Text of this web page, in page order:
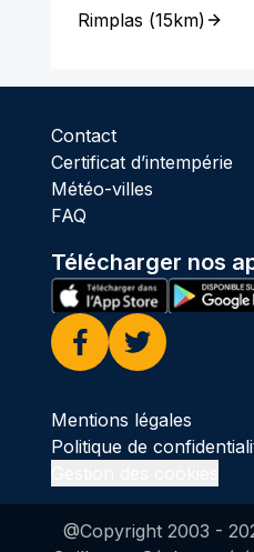
Rimplas (15km)
Contact
Certificat d’intempérie
Météo-villes
FAQ
Télécharger nos
Facebook
Twitter
Mentions légales
Politique de
@Copyright 2003 -